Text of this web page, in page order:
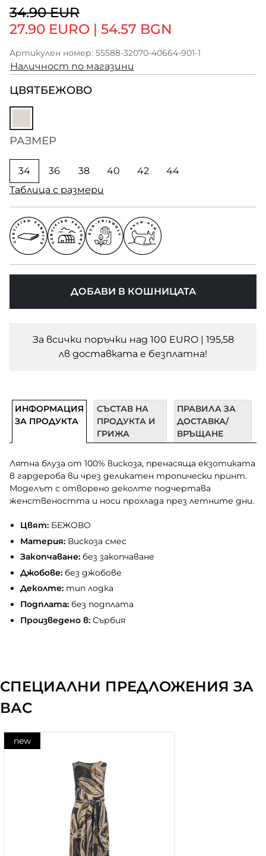
34.90 EUR
27.90 EURO | 54.57 BGN
Артикулен номер: 55588-32070-40664-901-1
Наличност по магазини
ЦВЯТБЕЖОВО
РАЗМЕР
34 36 38 40 42
44
Таблица с размери
ДОБАВИ В КОШНИЦАТА
За всички поръчки над 100 EURO | 195,58
лв доставката e безплатна!
ИНФОРМАЦИЯ
ЗА ПРОДУКТА
СЪСТАВ НА
ПРОДУКТА И
ГРИЖА
ПРАВИЛА ЗА
ДОСТАВКА/
ВРЪЩАНЕ
Лятна блуза от 100% вискоза, пренасяща екзотиката
в гардероба ви чрез деликатен тропически принт.
Моделът с отворено деколте подчертава
женствеността и носи прохлада през летните дни.
Цвят:БЕЖОВО
Материя:Вискоза смес
Закопчаване:без закопчаване
Джобове:без джобове
Деколте:тип лодка
Подплата:без подплата
Произведено в:Сърбия
СПЕЦИАЛНИ ПРЕДЛОЖЕНИЯ ЗА
ВАС
new